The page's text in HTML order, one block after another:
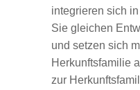
integrieren sich
Sie gleichen
und setzen sich
Herkunftsfamilie
zur